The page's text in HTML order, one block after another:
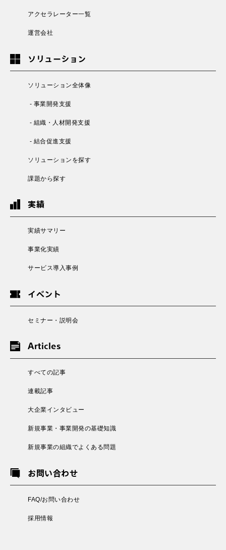
アクセラレーター一覧
運営会社
ソリューション
ソリューション全体像
- 事業開発支援
- 組織・人材開発支援
- 結合促進支援
ソリューションを探す
課題から探す
実績
実績サマリー
事業化実績
サービス導入事例
イベント
セミナー・説明会
Articles
すべての記事
連載記事
大企業インタビュー
新規事業・事業開発の基礎知識
新規事業の組織でよくある問題
お問い合わせ
FAQ/お問い合わせ
採用情報